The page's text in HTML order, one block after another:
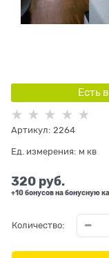
Есть
Артикул: 2264
Ед. измерения: м кв
320 руб.
+10 бонусов на бонусную
Количество: